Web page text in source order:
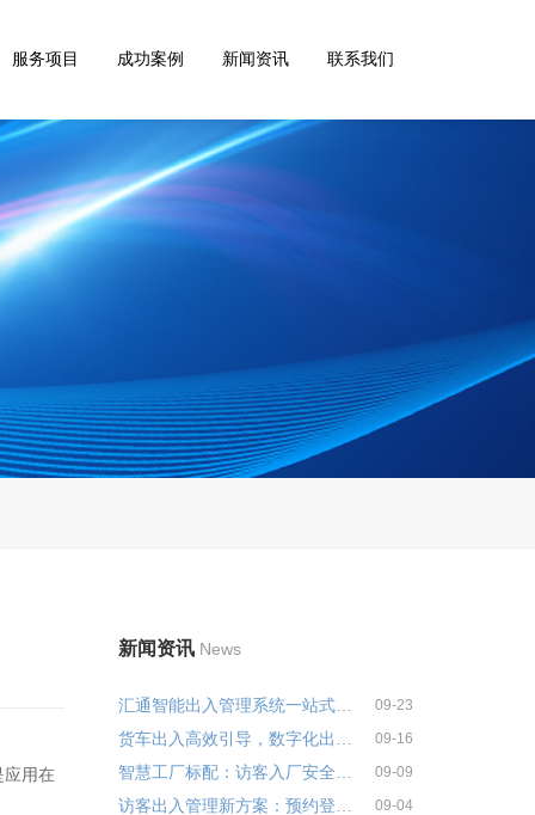
服务项目 成功案例 新闻资讯 联系我们
应用在
新闻资讯 News
汇通智能出入管理系统一站式解决... 09-23
09-16
09-09
09-04